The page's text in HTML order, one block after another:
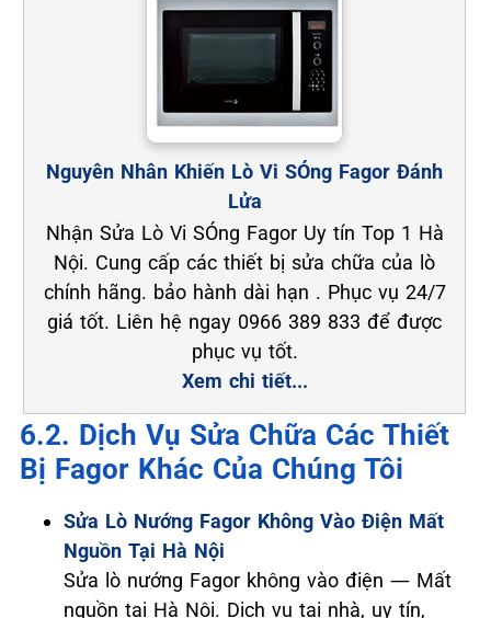
Nguyên Nhân Khiến Lò Vi SÓng Fagor Đánh
Lửa
Nhận Sửa Lò Vi SÓng Fagor Uy tín Top 1 Hà
Nội. Cung cấp các thiết bị sửa chữa của lò
chính hãng. bảo hành dài hạn . Phục vụ 24/7
giá tốt. Liên hệ ngay 0966 389 833 để được
phục vụ tốt.
Xem chi tiết...
6.2. Dịch Vụ Sửa Chữa Các Thiết
Bị Fagor Khác Của Chúng Tôi
Sửa Lò Nướng Fagor Không Vào Điện Mất
Nguồn Tại Hà Nội
Sửa lò nướng Fagor không vào điện — Mất
nguồn tại Hà Nội. Dịch vụ tại nhà, uy tín,